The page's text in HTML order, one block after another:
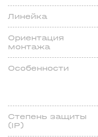
Линейка
Ориентация
монтажа
Особенности
Степень защиты
(IP)